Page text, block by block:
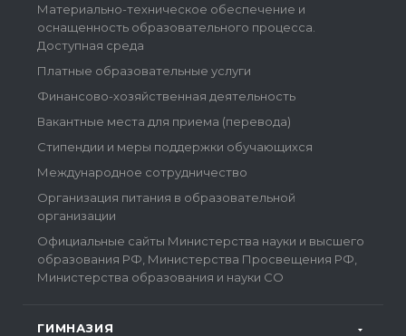
Материально-техническое обеспечение и
оснащенность образовательного процесса.
Доступная среда
Платные образовательные услуги
Финансово-хозяйственная деятельность
Вакантные места для приема (перевода)
Стипендии и меры поддержки обучающихся
Международное сотрудничество
Организация питания в образовательной
организации
Официальные сайты Министерства науки и высшего
образования РФ, Министерства Просвещения РФ,
Министерства образования и науки СО
ГИМНАЗИЯ